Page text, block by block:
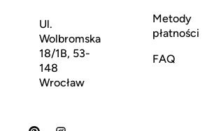
Ul.
Wolbromska
18/1B, 53-
148
Wrocław
Metody
płatności
FAQ